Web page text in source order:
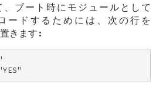
ブート時にモジュールとして
ドするためには、次の行を
きます: